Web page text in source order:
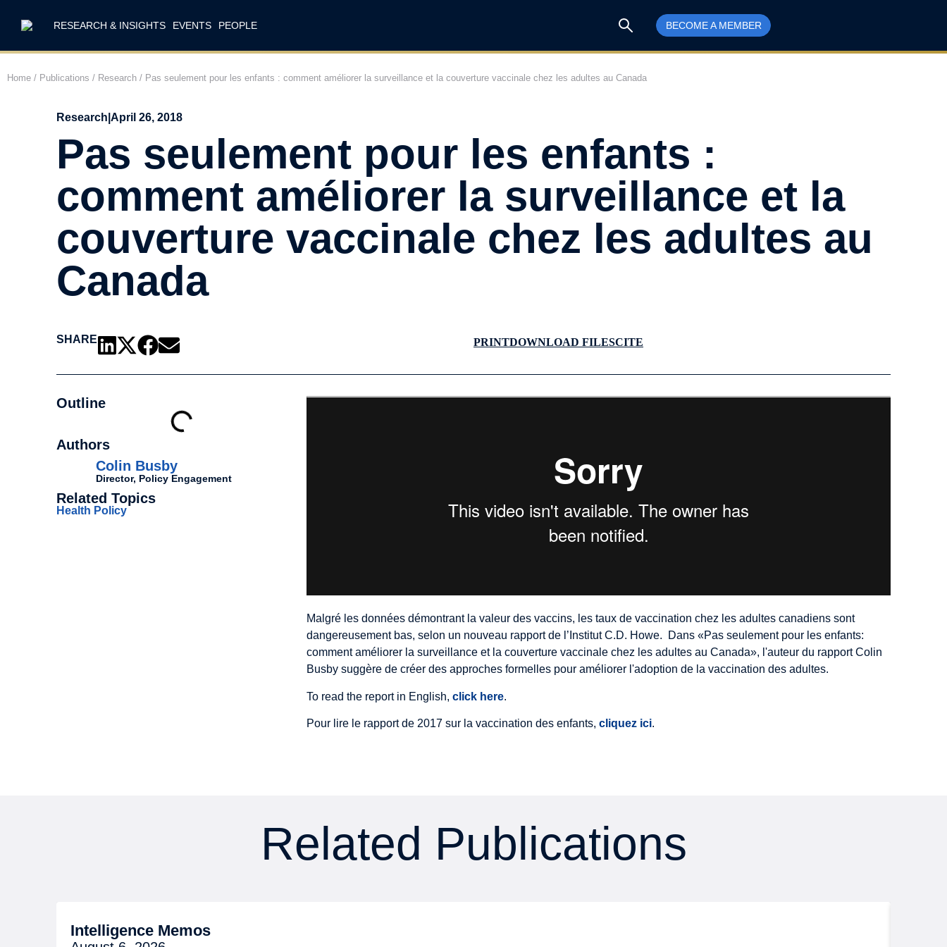
RESEARCH & INSIGHTS EVENTS PEOPLE BECOME A MEMBER
Home / Publications / Research / Pas seulement pour les enfants : comment améliorer la surveillance et la couverture vaccinale chez les adultes au Canada
Research April 26, 2018
Pas seulement pour les enfants :
comment améliorer la surveillance et la
couverture vaccinale chez les adultes au
Canada
SHARE PRINTDOWNLOAD FILESCITE
Outline
Authors
Colin Busby
Director, Policy Engagement
Related Topics
Health Policy
Malgré les données démontrant la valeur des vaccins, les taux de vaccination chez les adultes canadiens sont
dangereusement bas, selon un nouveau rapport de l’Institut C.D. Howe. Dans «Pas seulement pour les enfants:
comment améliorer la surveillance et la couverture vaccinale chez les adultes au Canada», l'auteur du rapport Colin
Busby suggère de créer des approches formelles pour améliorer l'adoption de la vaccination des adultes.
To read the report in English,click here.
Pour lire le rapport de 2017 sur la vaccination des enfants,cliquez ici.
Related Publications
Intelligence Memos